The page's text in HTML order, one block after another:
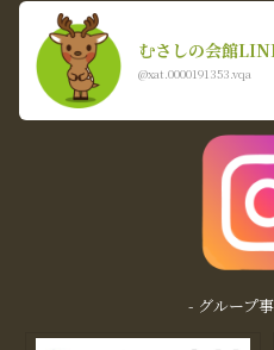
むさしの会館
@xat.0000191353.vqa
- グループ